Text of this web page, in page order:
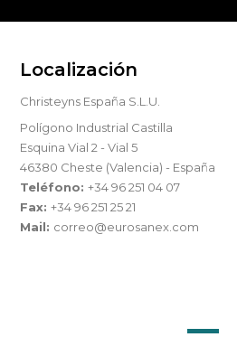
Localización
Christeyns España S.L.U.
Polígono Industrial Castilla
Esquina Vial 2 - Vial 5
46380 Cheste (Valencia) - España
Teléfono:+34 96 251 04 07
Fax:+34 96 251 25 21
Mail: correo@eurosanex.com